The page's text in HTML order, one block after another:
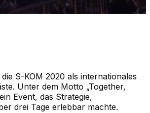
S-KOM 2020 als internationales
Unter dem Motto „Together,
Event, das Strategie,
drei Tage erlebbar machte.